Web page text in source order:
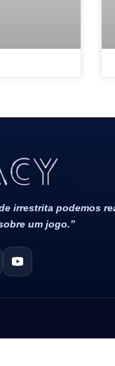
irrestrita podemos
um jogo.”